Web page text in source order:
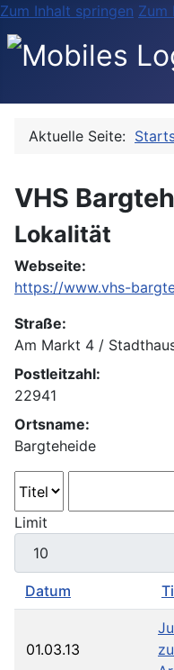
Zum Inhalt springen Zum
Aktuelle Seite:
VHS
Lokalität
Webseite:
https://www.vhs-
Straße:
Am Markt 4 /
Postleitzahl:
22941
Ortsname:
Bargteheide
Limit
Datum
01.03.13